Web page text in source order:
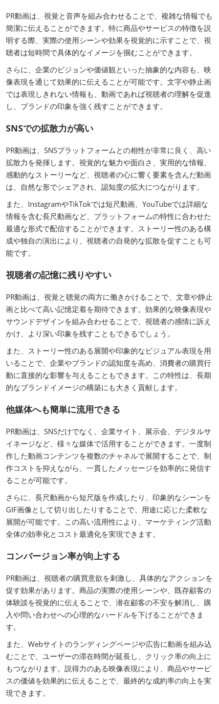
PR動画は、視覚と音声を組み合わせることで、複雑な情報でも
簡潔に伝えることができます。特に商品やサービスの特徴を説
明する際、実際の使用シーンや効果を視覚的に示すことで、視
聴者は短時間で具体的なイメージを掴むことができます。
さらに、企業のビジョンや価値観といった抽象的な内容も、映
像表現を通じて効果的に伝えることが可能です。文字や静止画
では表現しきれない情報も、動画であれば視聴者の理解を促進
し、ブランドの印象を強く残すことができます。
SNSでの拡散力が高い
PR動画は、SNSプラットフォームとの相性が非常に良く、高い
拡散力を発揮します。視覚的な魅力や面白さ、実用的な情報、
感動的なストーリーなど、視聴者の心に響く要素を含んだ動画
は、自然な形でシェアされ、認知度の拡大につながります。
また、InstagramやTikTokでは短尺動画、YouTubeでは詳細な
情報を含む長尺動画など、プラットフォームの特性に合わせた
最適な形式で配信することができます。ストーリー性のある構
成や独自の演出により、視聴者の自発的な拡散を促すことも可
能です。
視聴者の記憶に残りやすい
PR動画は、視覚と聴覚の両方に働きかけることで、文章や静止
画と比べて高い記憶定着を期待できます。効果的な映像表現や
サウンドデザインを組み合わせることで、視聴者の感情に訴え
かけ、より深い印象を残すこともできるでしょう。
また、ストーリー性のある展開や印象的なビジュアル表現を用
いることで、企業やブランドの認知度を高め、消費者の購買行
動に直接的な影響を与えることもできます。この特性は、長期
的なブランドイメージの構築にも大きく貢献します。
他媒体へも簡単に流用できる
PR動画は、SNSだけでなく、企業サイト、展示会、デジタルサ
イネージなど、様々な媒体で活用することができます。一度制
作した動画コンテンツを複数のチャネルで展開することで、制
作コストを抑えながら、一貫したメッセージを効率的に発信す
ることが可能です。
さらに、長尺動画から短尺版を作成したり、印象的なシーンを
GIF画像として切り出したりすることで、用途に応じた柔軟な
展開が可能です。この高い流用性により、マーケティング活動
全体の効率化とコスト最適化を実現できます。
コンバージョン率が向上する
PR動画は、視聴者の購買意欲を刺激し、具体的なアクションを
促す効果があります。商品の実際の使用シーンや、既存顧客の
体験談を視覚的に伝えることで、潜在顧客の不安を解消し、購
入や問い合わせへの心理的なハードルを下げることができま
す。
また、Webサイトのランディングページや広告に動画を組み込
むことで、ユーザーの滞在時間が延長し、クリック率の向上に
もつながります。説得力のある映像表現により、商品やサービ
スの価値を効果的に伝えることで、最終的な成約率の向上を実
現できます。